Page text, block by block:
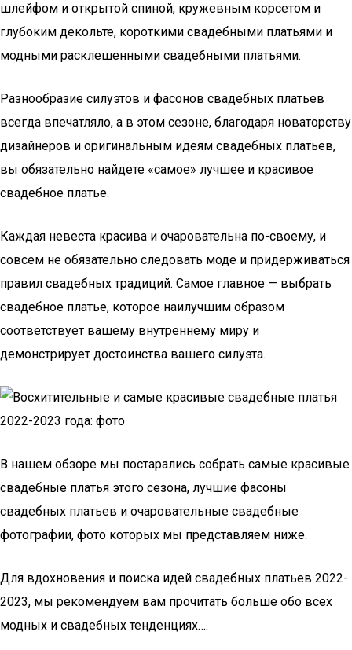
шлейфом и открытой спиной, кружевным корсетом и
глубоким декольте, короткими свадебными платьями и
модными расклешенными свадебными платьями.
Разнообразие силуэтов и фасонов свадебных платьев
всегда впечатляло, а в этом сезоне, благодаря новаторству
дизайнеров и оригинальным идеям свадебных платьев,
вы обязательно найдете «самое» лучшее и красивое
свадебное платье.
Каждая невеста красива и очаровательна по-своему, и
совсем не обязательно следовать моде и придерживаться
правил свадебных традиций. Самое главное — выбрать
свадебное платье, которое наилучшим образом
соответствует вашему внутреннему миру и
демонстрирует достоинства вашего силуэта.
В нашем обзоре мы постарались собрать самые красивые
свадебные платья этого сезона, лучшие фасоны
свадебных платьев и очаровательные свадебные
фотографии, фото которых мы представляем ниже.
Для вдохновения и поиска идей свадебных платьев 2022-
2023, мы рекомендуем вам прочитать больше обо всех
модных и свадебных тенденциях….